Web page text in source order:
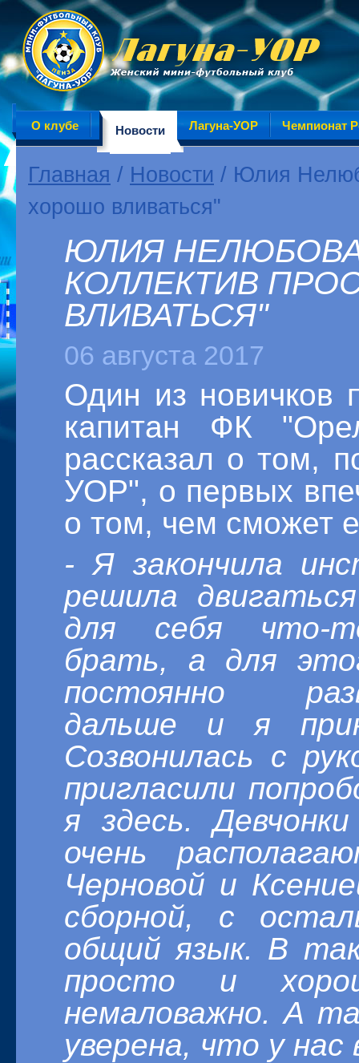
О клубе Новости Лагуна-УОР Чемпионат
Главная / Новости / Юлия
хорошо вливаться"
ЮЛИЯ
КОЛЛЕКТИВ
ВЛИВАТЬСЯ"
06 августа 2017
Один из новичков
капитан ФК
рассказал о том,
УОР", о первых
о том, чем сможет
- Я закончила
решила
для себя что-
брать, а для
постоянно
дальше и я
Созвонилась с
пригласили
я здесь.
очень
Черновой и
сборной, с
общий язык. В
просто и
немаловажно. А
уверена, что у нас